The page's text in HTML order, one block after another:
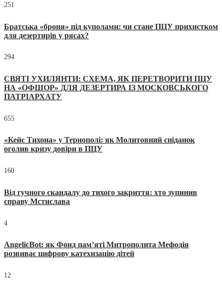
251
Братська «броня» під куполами: чи стане ПЦУ прихистком
для дезертирів у рясах?
294
СВЯТІ УХИЛЯНТИ: СХЕМА, ЯК ПЕРЕТВОРИТИ ПЦУ
НА «ОФШОР» ДЛЯ ДЕЗЕРТИРА ІЗ МОСКОВСЬКОГО
ПАТРІАРХАТУ
655
«Кейс Тихона» у Тернополі: як Молитовний сніданок
оголив кризу довіри в ПЦУ
160
Від гучного скандалу до тихого закриття: хто зупинив
справу Мстислава
4
AngelicBot: як Фонд пам’яті Митрополита Мефодія
розвиває цифрову катехизацію дітей
12